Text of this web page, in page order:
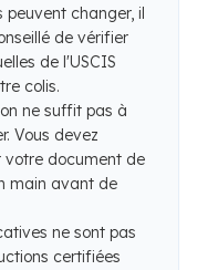
changer, il
de vérifier
de l'USCIS
colis.
ne suffit pas à
Vous devez
votre document de
main avant de
ne sont pas
certifiées